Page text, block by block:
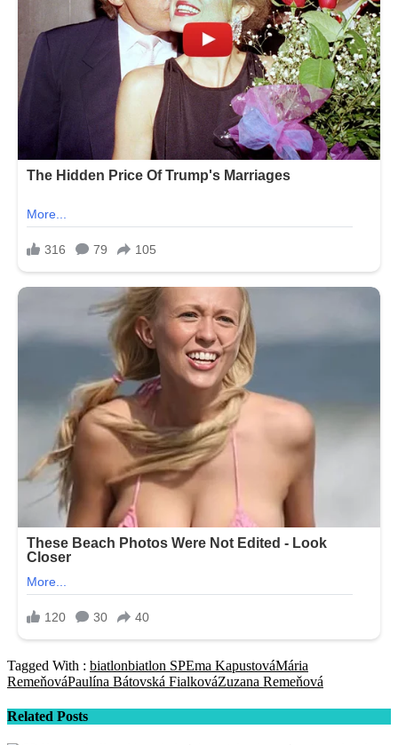
Tagged With : biatlonbiatlon SPEma KapustováMária
RemeňováPaulína Bátovská FialkováZuzana Remeňová
Related Posts